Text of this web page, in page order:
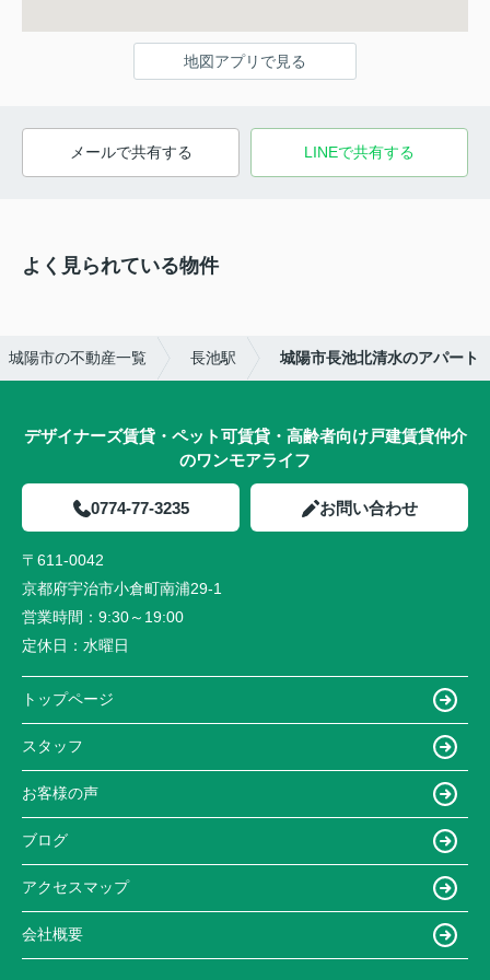
地図アプリで見る
メールで共有する LINEで共有する
よく見られている物件
城陽市の不動産一覧 長池駅 城陽市長池北清水のアパート
デザイナーズ賃貸・ペット可賃貸・高齢者向け戸建賃貸仲介
のワンモアライフ
0774-77-3235 お問い合わせ
〒611-0042
京都府宇治市小倉町南浦29-1
営業時間： 9:30～19:00
定休日： 水曜日
トップページ
スタッフ
お客様の声
ブログ
アクセスマップ
会社概要